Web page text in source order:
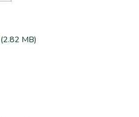
(2.82 MB)